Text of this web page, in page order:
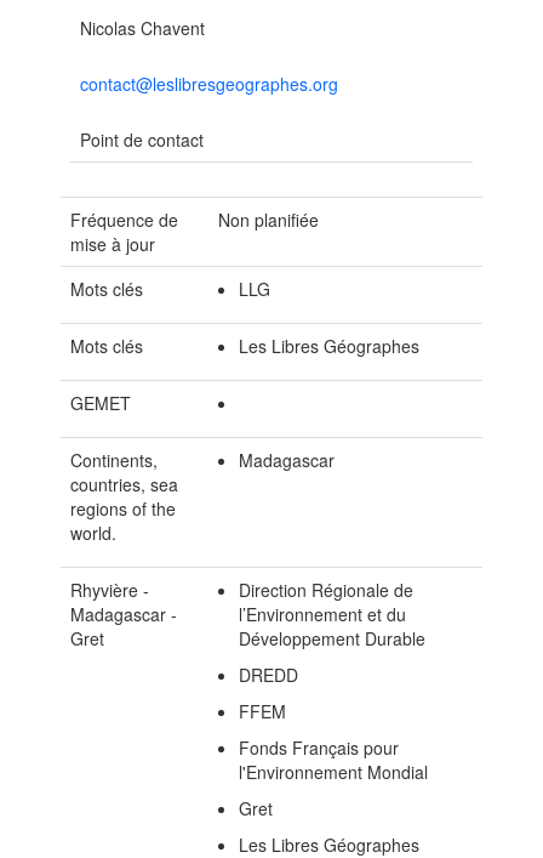
Nicolas Chavent
contact@leslibresgeographes.org
Point de contact
Fréquence de
mise à jour
Non planifiée
Mots clés LLG
Mots clés Les Libres Géographes
GEMET
Continents,
countries, sea
regions of the
world.
Madagascar
Rhyvière -
Madagascar -
Gret
Direction Régionale de
l’Environnement et du
Développement Durable
DREDD
FFEM
Fonds Français pour
l'Environnement Mondial
Gret
Les Libres Géographes